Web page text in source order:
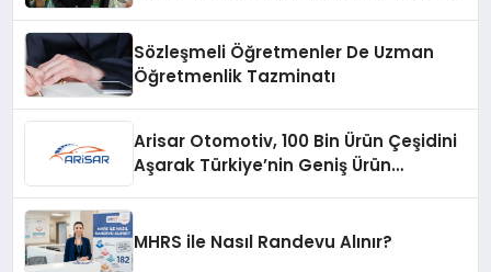
Sözleşmeli Öğretmenler De Uzman
Öğretmenlik Tazminatı
Arisar Otomotiv, 100 Bin Ürün Çeşidini
Aşarak Türkiye’nin Geniş Ürün
MHRS ile Nasıl Randevu Alınır?